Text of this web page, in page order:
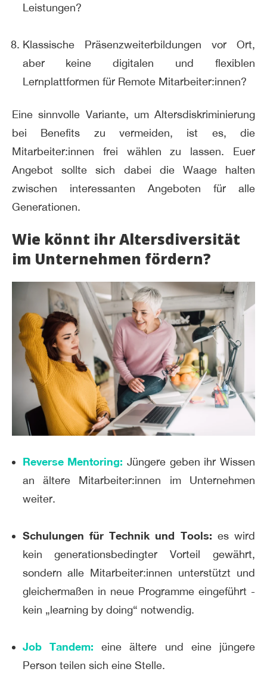
Leistungen?
Klassische Präsenzweiterbildungen vor Ort,
aber keine digitalen und flexiblen
Lernplattformen für Remote Mitarbeiter:innen?
Eine sinnvolle Variante, um Altersdiskriminierung
bei Benefits zu vermeiden, ist es, die
Mitarbeiter:innen frei wählen zu lassen. Euer
Angebot sollte sich dabei die Waage halten
zwischen interessanten Angeboten für alle
Generationen.
Wie könnt ihr Altersdiversität
im Unternehmen fördern?
Reverse Mentoring: Jüngere geben ihr Wissen
an ältere Mitarbeiter:innen im Unternehmen
weiter.
Schulungen für Technik und Tools: es wird
kein generationsbedingter Vorteil gewährt,
sondern alle Mitarbeiter:innen unterstützt und
gleichermaßen in neue Programme eingeführt -
kein „learning by doing“ notwendig.
Job Tandem: eine ältere und eine jüngere
Person teilen sich eine Stelle.